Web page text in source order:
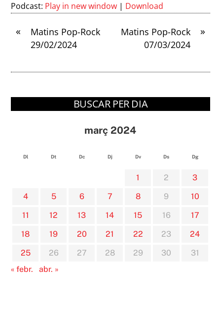
Podcast: Play in new window | Download
«
Matins Pop-Rock
29/02/2024
»
Matins Pop-Rock
07/03/2024
BUSCAR PER DIA
març 2024
Dl Dt Dc Dj Dv Ds Dg
1 2
3
4
5 6 7 8 9
10
11
12 13 14 15 16
17
18
19 20 21 22 23
24
25
26 27 28 29 30
31
« febr.
abr. »